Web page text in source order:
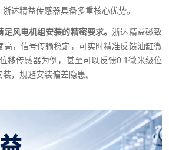
达精益传感器具备多重核心优势。
风电机组安装的精密要求。 浙达精益磁致
高，信号传输稳定，可实时精准反馈油缸微
移传感器为例，甚至可以反馈0.1微米级位
，规避安装偏差隐患。